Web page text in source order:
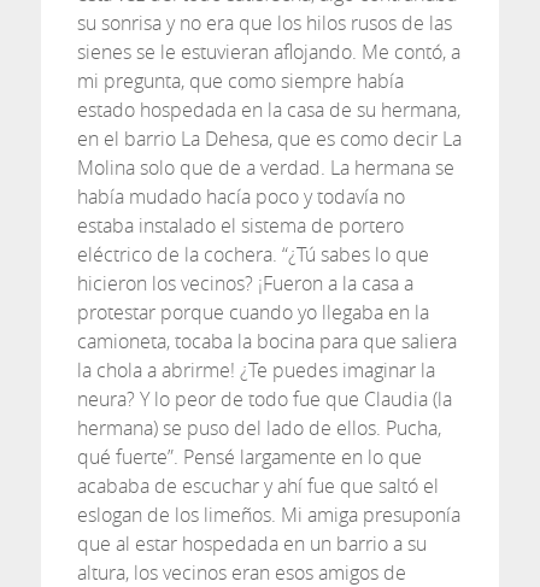
su sonrisa y no era que los hilos rusos de las
sienes se le estuvieran aflojando. Me contó, a
mi pregunta, que como siempre había
estado hospedada en la casa de su hermana,
en el barrio La Dehesa, que es como decir La
Molina solo que de a verdad. La hermana se
había mudado hacía poco y todavía no
estaba instalado el sistema de portero
eléctrico de la cochera. “¿Tú sabes lo que
hicieron los vecinos? ¡Fueron a la casa a
protestar porque cuando yo llegaba en la
camioneta, tocaba la bocina para que saliera
la chola a abrirme! ¿Te puedes imaginar la
neura? Y lo peor de todo fue que Claudia (la
hermana) se puso del lado de ellos. Pucha,
qué fuerte”. Pensé largamente en lo que
acababa de escuchar y ahí fue que saltó el
eslogan de los limeños. Mi amiga presuponía
que al estar hospedada en un barrio a su
altura, los vecinos eran esos amigos de